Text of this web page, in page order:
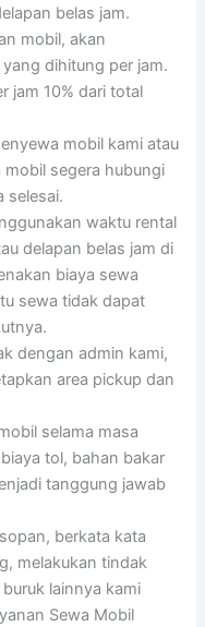
belas jam.
mobil, akan
dihitung per jam.
jam 10% dari total
mobil kami atau
segera hubungi
selesai.
waktu rental
delapan belas jam di
biaya sewa
sewa tidak dapat
dengan admin kami,
area pickup dan
selama masa
tol, bahan bakar
tanggung jawab
berkata kata
melakukan tindak
lainnya kami
Sewa Mobil